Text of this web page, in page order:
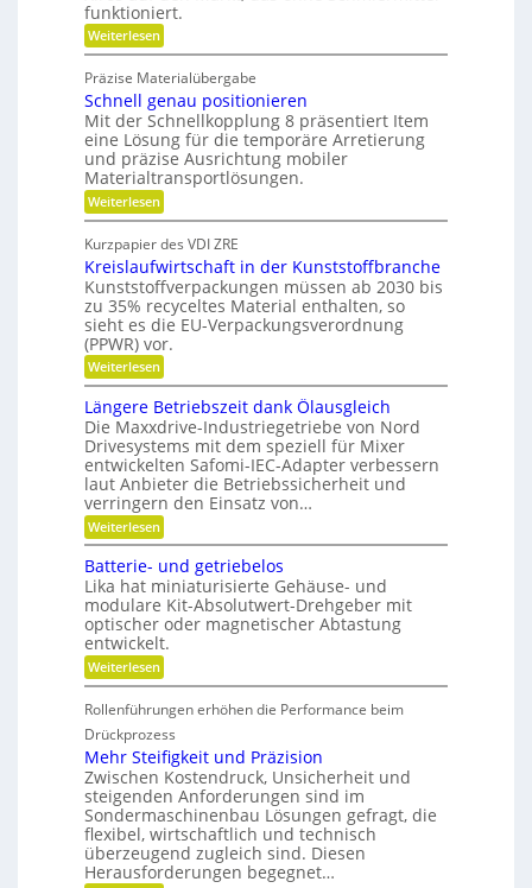
e
r
g
l
e
i
c
h
m
e
i
d
e
n
t
i
a
l
e
d
e
r
B
a
u
t
e
i
l
b
e
s
c
h
a
f
f
u
n
g
e
r
k
e
n
n
e
n
funktioniert.
Weiterlesen:
W
r
t
u
n
g
s
f
r
e
e
s
H
y
b
r
i
d
-
K
u
g
e
l
l
a
g
e
r
Präzise Materialübergabe
Schnell genau positionieren
Mit der Schnellkopplung 8 präsentiert Item
eine Lösung für die temporäre Arretierung
und präzise Ausrichtung mobiler
Materialtransportlösungen.
Weiterlesen:
S
h
n
e
l
l
g
e
n
a
u
p
o
s
i
t
i
o
n
i
e
r
n
Kurzpapier des VDI ZRE
Kreislaufwirtschaft in der Kunststoffbranche
Kunststoffverpackungen müssen ab 2030 bis
zu 35% recyceltes Material enthalten, so
sieht es die EU-Verpackungsverordnung
(PPWR) vor.
Weiterlesen:
K
r
e
i
s
l
a
u
f
w
i
r
t
s
c
h
a
f
t
n
d
e
r
K
u
n
s
t
s
t
Längere Betriebszeit dank Ölausgleich
Die Maxxdrive-Industriegetriebe von Nord
Drivesystems mit dem speziell für Mixer
entwickelten Safomi-IEC-Adapter verbessern
laut Anbieter die Betriebssicherheit und
verringern den Einsatz von…
Weiterlesen:
L
n
g
e
r
e
B
e
t
r
e
b
s
z
e
i
t
d
a
Batterie- und getriebelos
Lika hat miniaturisierte Gehäuse- und
modulare Kit-Absolutwert-Drehgeber mit
optischer oder magnetischer Abtastung
entwickelt.
Weiterlesen:
B
t
t
e
r
e
-
u
n
d
g
Rollenführungen erhöhen die Performance beim
Drückprozess
Mehr Steifigkeit und Präzision
Zwischen Kostendruck, Unsicherheit und
steigenden Anforderungen sind im
Sondermaschinenbau Lösungen gefragt, die
flexibel, wirtschaftlich und technisch
überzeugend zugleich sind. Diesen
Herausforderungen begegnet…